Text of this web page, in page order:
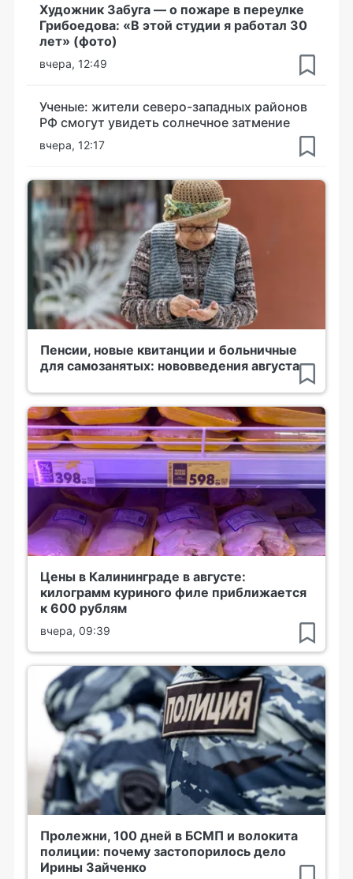
Художник Забуга — о пожаре в переулке
Грибоедова: «В этой студии я работал 30
лет» (фото)
вчера, 12:49
Ученые: жители северо-западных районов
РФ смогут увидеть солнечное затмение
вчера, 12:17
Пенсии, новые квитанции и больничные
для самозанятых: нововведения августа
Цены в Калининграде в августе:
килограмм куриного филе приближается
к 600 рублям
вчера, 09:39
Пролежни, 100 дней в БСМП и волокита
полиции: почему застопорилось дело
Ирины Зайченко